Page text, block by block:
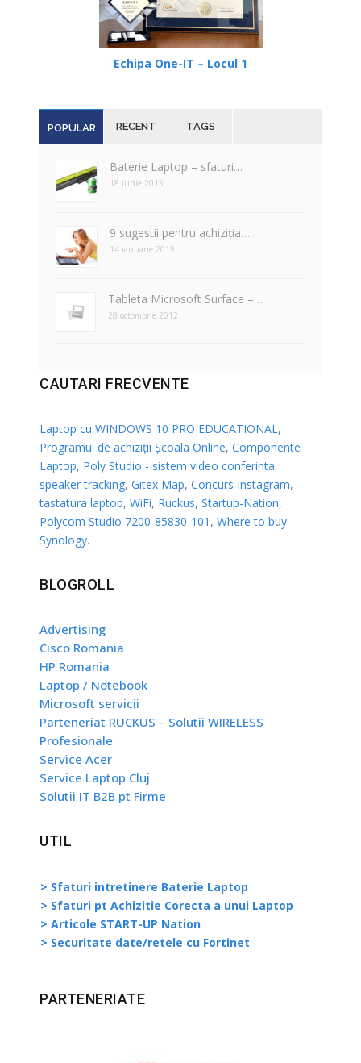
Echipa One-IT – Locul 1
POPULAR RECENT TAGS
Baterie Laptop – sfaturi…
18 iunie 2015
9 sugestii pentru achiziția…
14 ianuarie 2019
Tableta Microsoft Surface –…
28 octombrie 2012
CAUTARI FRECVENTE
Laptop cu WINDOWS 10 PRO EDUCATIONAL ,
Programul de achiziții Școala Online, Componente
Laptop, Poly Studio - sistem video conferinta,
speaker tracking, Gitex Map, Concurs Instagram,
tastatura laptop, WiFi, Ruckus, Startup-Nation,
Polycom Studio 7200-85830-101 , Where to buy
Synology.
BLOGROLL
Advertising
Cisco Romania
HP Romania
Laptop / Notebook
Microsoft servicii
Parteneriat RUCKUS – Solutii WIRELESS
Profesionale
Service Acer
Service Laptop Cluj
Solutii IT B2B pt Firme
UTIL
> Sfaturi intretinere Baterie Laptop
> Sfaturi pt Achizitie Corecta a unui Laptop
> Articole START-UP Nation
> Securitate date/retele cu Fortinet
PARTENERIATE